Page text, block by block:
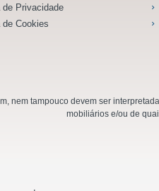
de Privacidade
de Cookies
nem tampouco devem ser
mobiliários e/ou de